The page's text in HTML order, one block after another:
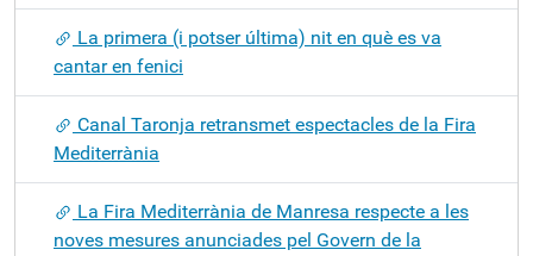
La primera (i potser última) nit en què es va
cantar en fenici
Canal Taronja retransmet espectacles de la Fira
Mediterrània
La Fira Mediterrània de Manresa respecte a les
noves mesures anunciades pel Govern de la